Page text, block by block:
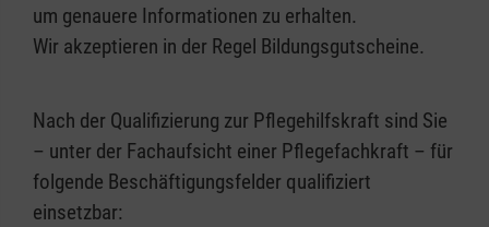
um genauere Informationen zu erhalten.
Wir akzeptieren in der Regel Bildungsgutscheine.
Nach der Qualifizierung zur Pflegehilfskraft sind Sie
– unter der Fachaufsicht einer Pflegefachkraft – für
folgende Beschäftigungsfelder qualifiziert
einsetzbar: